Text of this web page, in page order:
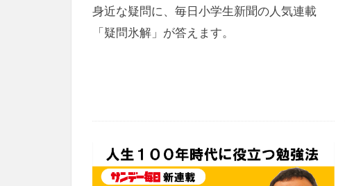
身近な疑問に、毎日小学生新聞の人気連載
「疑問氷解」が答えます。